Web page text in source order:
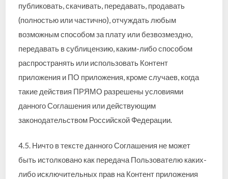
публиковать, скачивать, передавать, продавать
(полностью или частично), отчуждать любым
возможным способом за плату или безвозмездно,
передавать в сублицензию, каким-либо способом
распространять или использовать Контент
приложения и ПО приложения, кроме случаев, когда
такие действия ПРЯМО разрешены условиями
данного Соглашения или действующим
законодательством Российской Федерации.
4.5. Ничто в тексте данного Соглашения не может
быть истолковано как передача Пользователю каких-
либо исключительных прав на Контент приложения